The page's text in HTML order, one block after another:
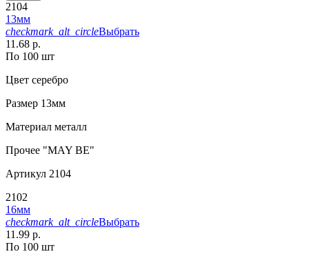
2104
13мм
checkmark_alt_circleВыбрать
11.68 р.
По 100 шт
Цвет серебро
Размер 13мм
Материал металл
Прочее "MAY BE"
Артикул 2104
2102
16мм
checkmark_alt_circleВыбрать
11.99 р.
По 100 шт